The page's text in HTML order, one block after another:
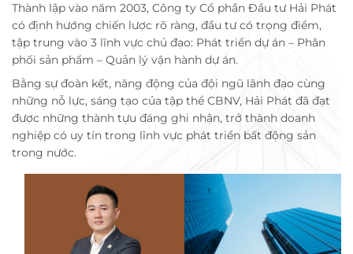
Thành lập vào năm 2003, Công ty Cổ phần Đầu tư Hải Phát
có định hướng chiến lược rõ ràng, đầu tư có trọng điểm,
tập trung vào 3 lĩnh vực chủ đạo: Phát triển dự án – Phân
phối sản phẩm – Quản lý vận hành dự án.
Bằng sự đoàn kết, năng động của đội ngũ lãnh đạo cùng
những nỗ lực, sáng tạo của tập thể CBNV, Hải Phát đã đạt
được những thành tựu đáng ghi nhận, trở thành doanh
nghiệp có uy tín trong lĩnh vực phát triển bất động sản
trong nước.